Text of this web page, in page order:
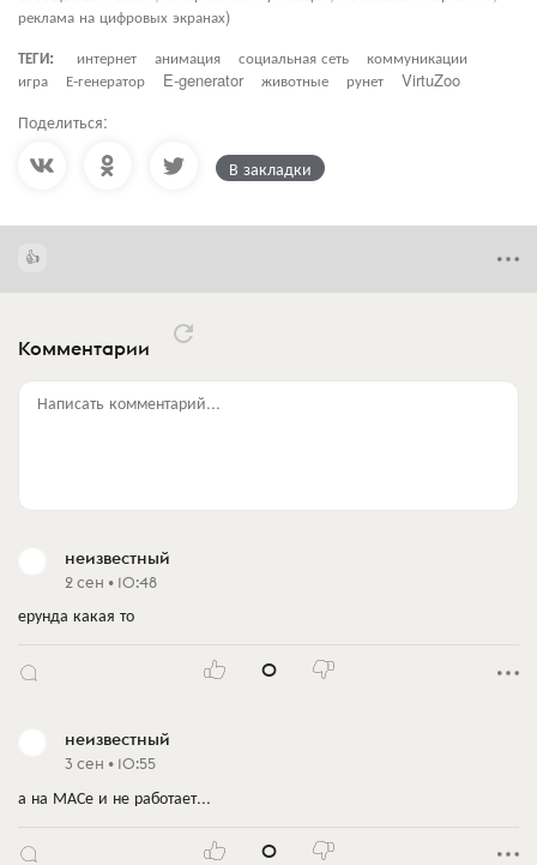
реклама на цифровых экранах)
ТЕГИ:
интернет анимация социальная сеть
коммуникации
игра
Е-генератор E-generator животные рунет VirtuZoo
Поделиться:
В закладки
Комментарии
Написать комментарий...
неизвестный
2 сен • 10:48
ерунда какая то
0
неизвестный
3 сен • 10:55
а на МАСе и не работает...
0